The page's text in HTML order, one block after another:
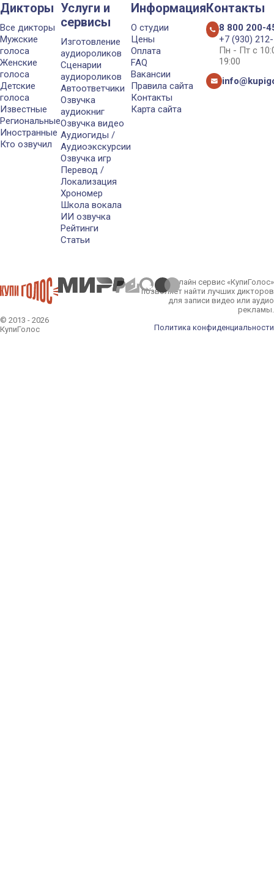
Дикторы
Все дикторы
Мужские
голоса
Женские
голоса
Детские
голоса
Известные
Региональные
Иностранные
Кто озвучил
Услуги и
сервисы
Изготовление
аудиороликов
Сценарии
аудиороликов
Автоответчики
Озвучка
аудиокниг
Озвучка видео
Аудиогиды /
Аудиоэкскурсии
Озвучка игр
Перевод /
Локализация
Хрономер
Школа вокала
ИИ озвучка
Рейтинги
Статьи
Информация
О студии
Цены
Оплата
FAQ
Вакансии
Правила сайта
Контакты
Карта сайта
Контакты
8 800 200-
+7 (930)
Пн - Пт с
19:00
© 2013 - 2026
КупиГолос
Онлайн сервис «КупиГолос»
позволяет найти лучших дикторов
для записи видео или аудио
рекламы.
Политика конфиденциальности